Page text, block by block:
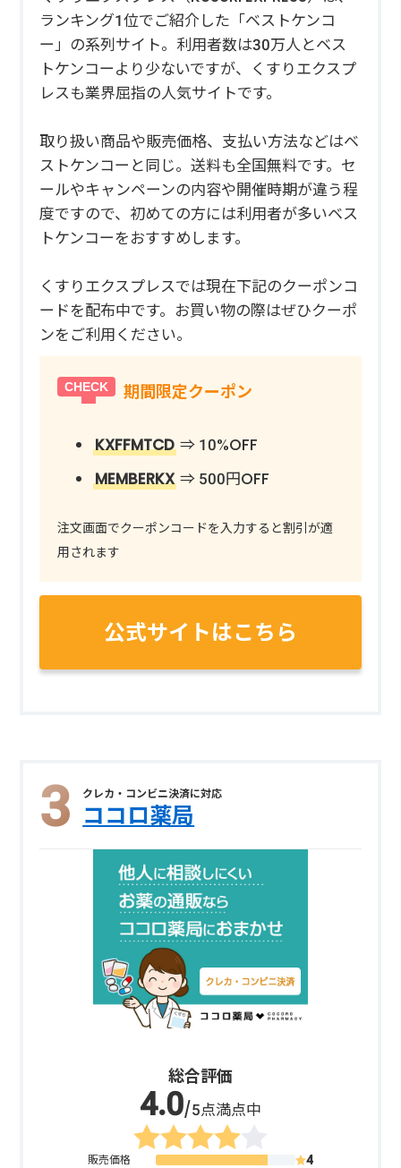
ランキング1位でご紹介した「ベストケンコ
ー」の系列サイト。利用者数は30万人とベス
トケンコーより少ないですが、くすりエクスプ
レスも業界屈指の人気サイトです。
取り扱い商品や販売価格、支払い方法などはベ
ストケンコーと同じ。送料も全国無料です。セ
ールやキャンペーンの内容や開催時期が違う程
度ですので、初めての方には利用者が多いベス
トケンコーをおすすめします。
くすりエクスプレスでは現在下記のクーポンコ
ードを配布中です。お買い物の際はぜひクーポ
ンをご利用ください。
期間限定クーポン
KXFFMTCD ⇒ 10%OFF
MEMBERKX ⇒ 500円OFF
注文画面でクーポンコードを入力すると割引が適
用されます
公式サイトはこちら
クレカ・コンビニ決済に対応
ココロ薬局
総合評価
/5点満点中
販売価格